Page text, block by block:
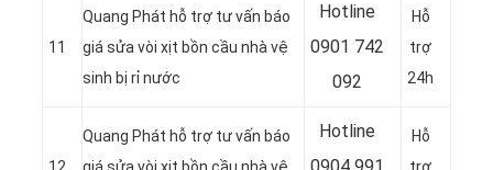
11
Quang Phát hỗ trợ tư vấn báo
giá sửa vòi xịt bồn cầu nhà vệ
sinh bị rỉ nước
Hotline
0901 742
092
Hỗ
trợ
24h
Quang Phát hỗ trợ tư vấn báo
Hotline
Hỗ